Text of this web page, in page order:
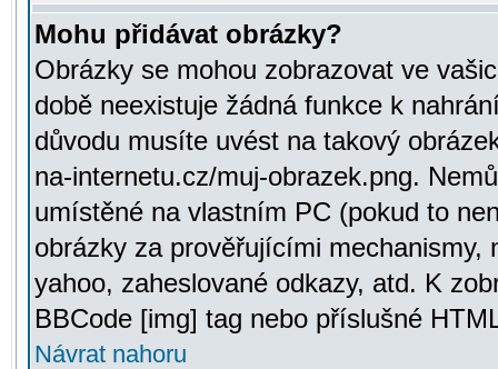
Mohu přidávat obrázky?
Obrázky se mohou zobrazovat ve
době neexistuje žádná funkce k
důvodu musíte uvést na takový
na-internetu.cz/muj-obrazek.png.
umístěné na vlastním PC (pokud to
obrázky za prověřujícími mechanismy,
yahoo, zaheslované odkazy, atd. K
BBCode [img] tag nebo příslušné
Návrat nahoru